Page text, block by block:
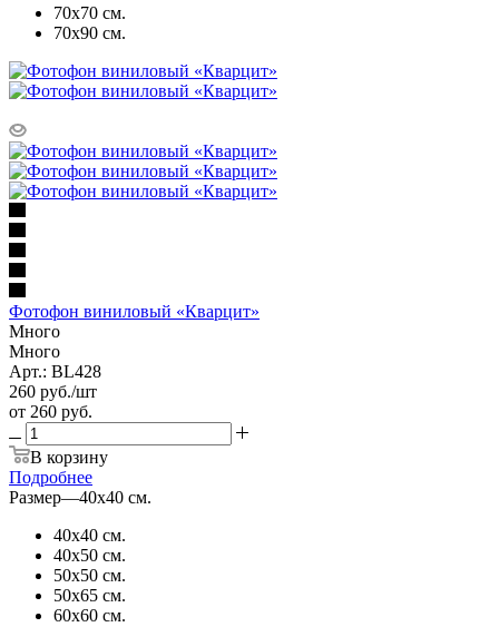
70х70 см.
70х90 см.
Фотофон виниловый «Кварцит»
Много
Много
Арт.: BL428
260 руб./шт
от 260 руб.
В корзину
Подробнее
Размер—40х40 см.
40х40 см.
40х50 см.
50х50 см.
50х65 см.
60х60 см.